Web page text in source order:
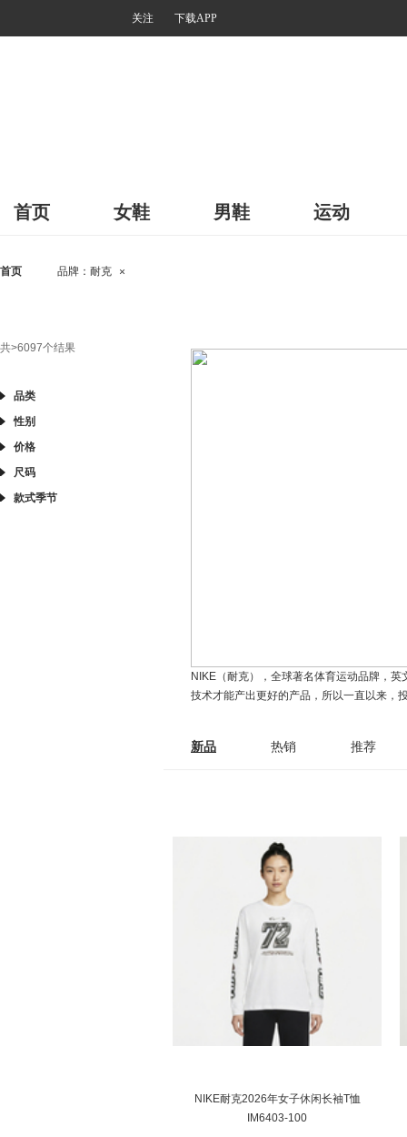
关注 下载APP
首页 女鞋 男鞋 运动
首页 品牌： 耐克 ×
共>6097个结果
品类
性别
价格
尺码
款式季节
NIKE（耐克），全球著名体育运动品牌，
技术才能产出更好的产品，所以一直以来，
新品 热销 推荐
NIKE耐克2026年女子休闲长袖T恤
IM6403-100